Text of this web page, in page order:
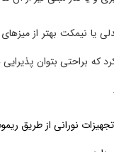
که براحتی بتوان
نورانی از طریق